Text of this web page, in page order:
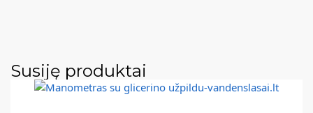
Susiję produktai